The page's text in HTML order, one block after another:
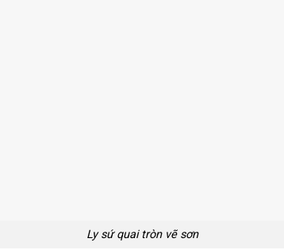
Ly sứ quai tròn vẽ sơn